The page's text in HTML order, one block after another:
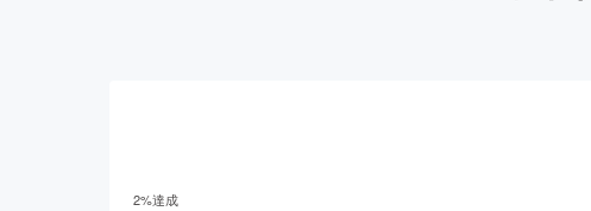
2%達成